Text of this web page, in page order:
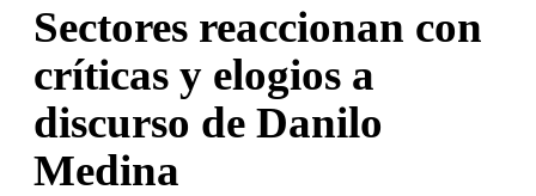
Sectores reaccionan con
críticas y elogios a
discurso de Danilo
Medina